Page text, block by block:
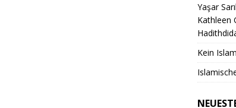
Yaşar
Kathleen
Kein